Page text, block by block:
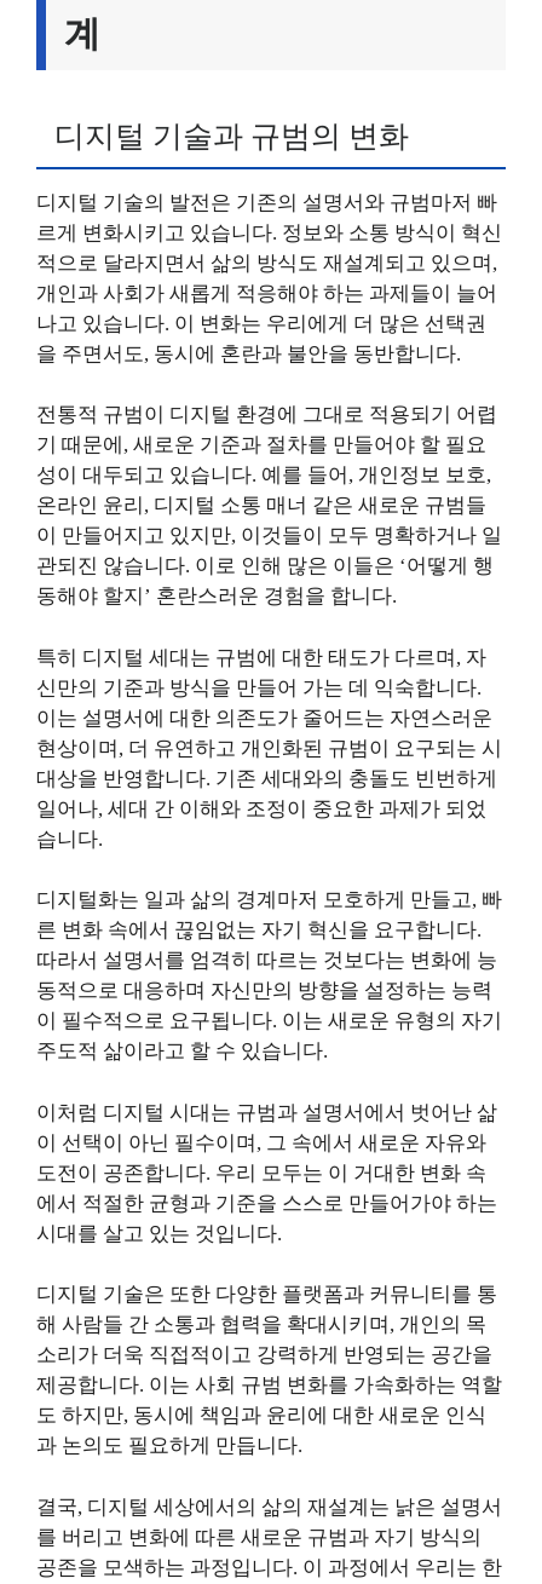
계
디지털 기술과 규범의 변화
디지털 기술의 발전은 기존의 설명서와 규범마저 빠
르게 변화시키고 있습니다. 정보와 소통 방식이 혁신
적으로 달라지면서 삶의 방식도 재설계되고 있으며,
개인과 사회가 새롭게 적응해야 하는 과제들이 늘어
나고 있습니다. 이 변화는 우리에게 더 많은 선택권
을 주면서도, 동시에 혼란과 불안을 동반합니다.
전통적 규범이 디지털 환경에 그대로 적용되기 어렵
기 때문에, 새로운 기준과 절차를 만들어야 할 필요
성이 대두되고 있습니다. 예를 들어, 개인정보 보호,
온라인 윤리, 디지털 소통 매너 같은 새로운 규범들
이 만들어지고 있지만, 이것들이 모두 명확하거나 일
관되진 않습니다. 이로 인해 많은 이들은 ‘어떻게 행
동해야 할지’ 혼란스러운 경험을 합니다.
특히 디지털 세대는 규범에 대한 태도가 다르며, 자
신만의 기준과 방식을 만들어 가는 데 익숙합니다.
이는 설명서에 대한 의존도가 줄어드는 자연스러운
현상이며, 더 유연하고 개인화된 규범이 요구되는 시
대상을 반영합니다. 기존 세대와의 충돌도 빈번하게
일어나, 세대 간 이해와 조정이 중요한 과제가 되었
습니다.
디지털화는 일과 삶의 경계마저 모호하게 만들고, 빠
른 변화 속에서 끊임없는 자기 혁신을 요구합니다.
따라서 설명서를 엄격히 따르는 것보다는 변화에 능
동적으로 대응하며 자신만의 방향을 설정하는 능력
이 필수적으로 요구됩니다. 이는 새로운 유형의 자기
주도적 삶이라고 할 수 있습니다.
이처럼 디지털 시대는 규범과 설명서에서 벗어난 삶
이 선택이 아닌 필수이며, 그 속에서 새로운 자유와
도전이 공존합니다. 우리 모두는 이 거대한 변화 속
에서 적절한 균형과 기준을 스스로 만들어가야 하는
시대를 살고 있는 것입니다.
디지털 기술은 또한 다양한 플랫폼과 커뮤니티를 통
해 사람들 간 소통과 협력을 확대시키며, 개인의 목
소리가 더욱 직접적이고 강력하게 반영되는 공간을
제공합니다. 이는 사회 규범 변화를 가속화하는 역할
도 하지만, 동시에 책임과 윤리에 대한 새로운 인식
과 논의도 필요하게 만듭니다.
결국, 디지털 세상에서의 삶의 재설계는 낡은 설명서
를 버리고 변화에 따른 새로운 규범과 자기 방식의
공존을 모색하는 과정입니다. 이 과정에서 우리는 한